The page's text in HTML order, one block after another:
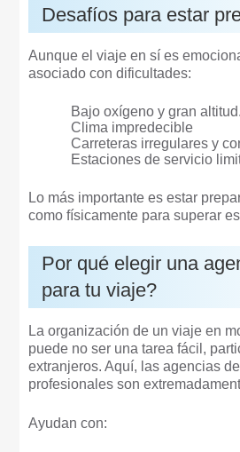
Desafíos para estar
Aunque el viaje en sí es
asociado con dificultades:
Bajo oxígeno y gran altitud.
Clima impredecible
Carreteras irregulares y
Estaciones de servicio
Lo más importante es estar
como físicamente para superar
Por qué elegir una
para tu viaje?
La organización de un viaje en
puede no ser una tarea fácil,
extranjeros. Aquí, las agencias
profesionales son
Ayudan con: